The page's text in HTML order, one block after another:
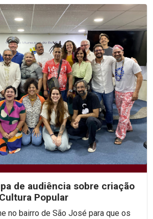
de audiência sobre criação
Popular
no bairro de São José para que os